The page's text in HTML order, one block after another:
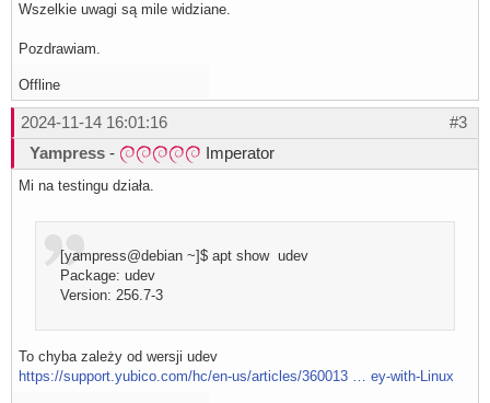
Wszelkie uwagi są mile widziane.
Pozdrawiam.
Offline
#3
2024-11-14 16:01:16
Yampress - Imperator
Mi na testingu działa.
[yampress@debian ~]$ apt show udev
Package: udev
Version: 256.7-3
To chyba zależy od wersji udev
https://support.yubico.com/hc/en-us/articles/360013 … ey-with-Linux